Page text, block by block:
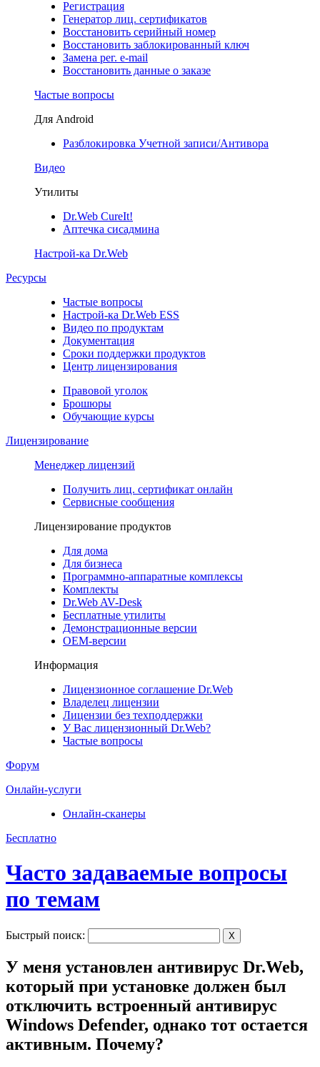
Регистрация
Генератор лиц. сертификатов
Восстановить серийный номер
Восстановить заблокированный ключ
Замена рег. e-mail
Восстановить данные о заказе
Частые вопросы
Для Android
Разблокировка Учетной записи/Антивора
Видео
Утилиты
Dr.Web CureIt!
Аптечка сисадмина
Настрой-ка Dr.Web
Ресурсы
Частые вопросы
Настрой-ка Dr.Web ESS
Видео по продуктам
Документация
Сроки поддержки продуктов
Центр лицензирования
Правовой уголок
Брошюры
Обучающие курсы
Лицензирование
Менеджер лицензий
Получить лиц. сертификат онлайн
Сервисные сообщения
Лицензирование продуктов
Для дома
Для бизнеса
Программно-аппаратные комплексы
Комплекты
Dr.Web AV-Desk
Бесплатные утилиты
Демонстрационные версии
ОЕМ-версии
Информация
Лицензионное соглашение Dr.Web
Владелец лицензии
Лицензии без техподдержки
У Вас лицензионный Dr.Web?
Частые вопросы
Форум
Онлайн-услуги
Онлайн-сканеры
Бесплатно
Часто задаваемые вопросы
по темам
Быстрый поиск: X
У меня установлен антивирус Dr.Web,
который при установке должен был
отключить встроенный антивирус
Windows Defender, однако тот остается
активным. Почему?